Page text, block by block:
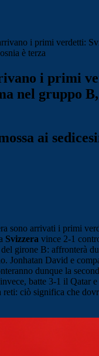
i primi verdetti:
è terza
i primi
nel gruppo
ai
sono arrivati i primi
Svizzera vince 2-1
girone B: affronterà
Jonhatan David e
dunque la
invece, batte 3-1 il Qatar
reti: ciò significa che